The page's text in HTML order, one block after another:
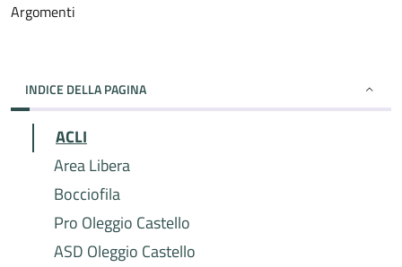
Argomenti
INDICE DELLA PAGINA
ACLI
Area Libera
Bocciofila
Pro Oleggio Castello
ASD Oleggio Castello